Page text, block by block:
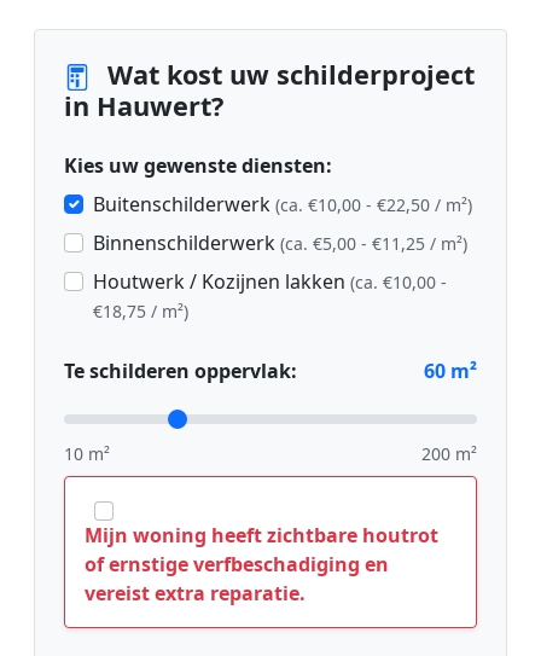
Wat kost uw schilderproject
in Hauwert?
Kies uw gewenste diensten:
Buitenschilderwerk (ca. €10,00 - €22,50 / m²)
Binnenschilderwerk (ca. €5,00 - €11,25 / m²)
Houtwerk / Kozijnen lakken (ca. €10,00 -
€18,75 / m²)
Te schilderen oppervlak: 60 m²
10 m² 200 m²
Mijn woning heeft zichtbare houtrot
of ernstige verfbeschadiging en
vereist extra reparatie.